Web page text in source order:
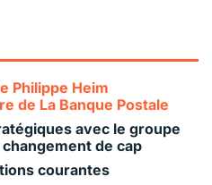
Philippe Heim
de La Banque Postale
avec le groupe
de cap
courantes